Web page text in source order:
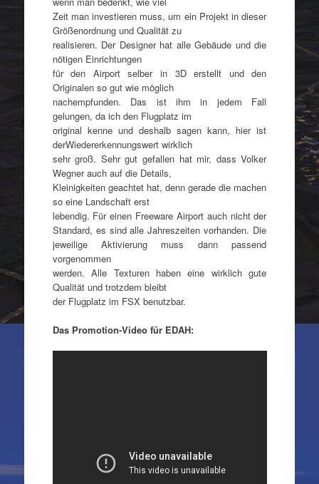
Zeit man investieren muss, um ein Projekt in dieser
Größenordnung und Qualität zu
realisieren. Der Designer hat alle Gebäude und die
nötigen Einrichtungen
für den Airport selber in 3D erstellt und den
Originalen so gut wie möglich
nachempfunden. Das ist ihm in jedem Fall
gelungen, da ich den Flugplatz im
original kenne und deshalb sagen kann, hier ist
derWiedererkennungswert wirklich
sehr groß. Sehr gut gefallen hat mir, dass Volker
Wegner auch auf die Details,
Kleinigkeiten geachtet hat, denn gerade die machen
so eine Landschaft erst
lebendig. Für einen Freeware Airport auch nicht der
Standard, es sind alle Jahreszeiten vorhanden. Die
jeweilige Aktivierung muss dann passend
vorgenommen
werden. Alle Texturen haben eine wirklich gute
Qualität und trotzdem bleibt
der Flugplatz im FSX benutzbar.
Das Promotion-Video für EDAH: